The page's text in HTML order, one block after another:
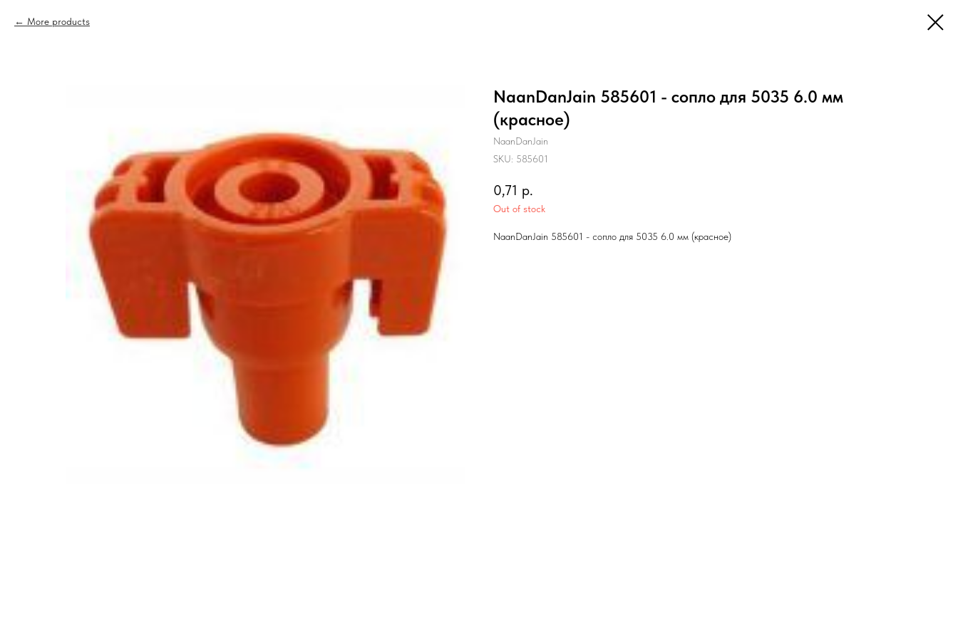
More products
NaanDanJain 585601 - сопло для 5035 6.0 мм
(красное)
NaanDanJain
SKU: 585601
0,71 р.
Out of stock
NaanDanJain 585601 - сопло для 5035 6.0 мм (красное)